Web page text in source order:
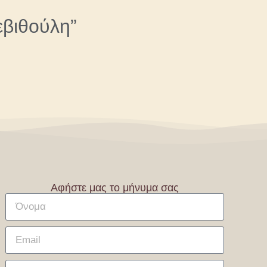
Αφήστε μας το μήνυμα σας